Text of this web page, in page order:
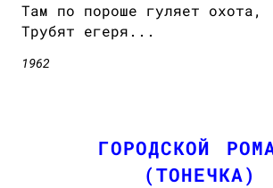
Там по пороше гуляет охота,
Трубят егеря...
1962
ГОРОДСКОЙ
(ТОНЕЧКА)